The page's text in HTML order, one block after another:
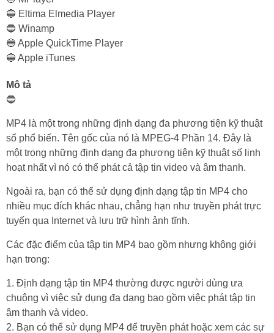
🔵 Eltima Elmedia Player
🔵 Winamp
🔵 Apple QuickTime Player
🔵 Apple iTunes
Mô tả
🔵
MP4 là một trong những định dạng đa phương tiện kỹ thuật
số phổ biến. Tên gốc của nó là MPEG-4 Phần 14. Đây là
một trong những định dạng đa phương tiện kỹ thuật số linh
hoạt nhất vì nó có thể phát cả tập tin video và âm thanh.
Ngoài ra, bạn có thể sử dụng định dạng tập tin MP4 cho
nhiều mục đích khác nhau, chẳng hạn như truyền phát trực
tuyến qua Internet và lưu trữ hình ảnh tĩnh.
Các đặc điểm của tập tin MP4 bao gồm nhưng không giới
hạn trong:
1. Định dạng tập tin MP4 thường được người dùng ưa
chuộng vì việc sử dụng đa dạng bao gồm việc phát tập tin
âm thanh và video.
2. Bạn có thể sử dụng MP4 để truyền phát hoặc xem các sự